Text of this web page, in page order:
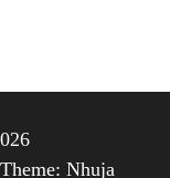
Theme: Nhuja